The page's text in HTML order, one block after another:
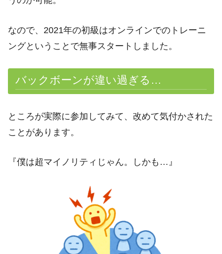
なので、2021年の初級はオンラインでのトレーニ
ングということで無事スタートしました。
バックボーンが違い過ぎる…
ところが実際に参加してみて、改めて気付かされた
ことがあります。
『僕は超マイノリティじゃん。しかも…』